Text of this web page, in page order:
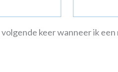
keer wanneer ik